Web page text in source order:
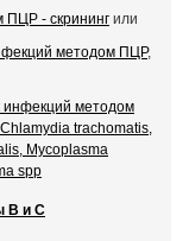
ПЦР - скрининг или
методом ПЦР,
инфекций методом
trachomatis,
Mycoplasma
spp
В и С